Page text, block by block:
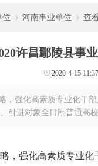
团队 学员风采
位 河南事业单位 查
许昌鄢陵县事
2020-4-15 11:37
，强化高素质专业化干
引进对象全日制普通高
，强化高素质专业